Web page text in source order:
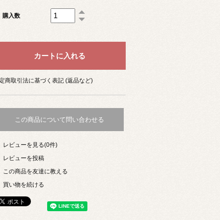
購入数
商取引法に基づく表記 (返品など)
この商品について問い合わせる
レビューを見る(0件)
レビューを投稿
この商品を友達に教える
買い物を続ける